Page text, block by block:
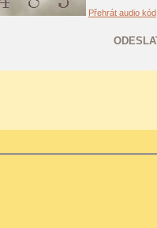
Přehrát audio kód